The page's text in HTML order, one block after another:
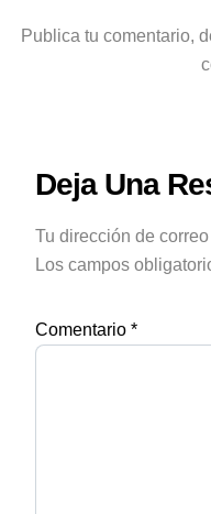
Publica tu comentario,
Deja Una
Tu dirección de
Los campos
Comentario *